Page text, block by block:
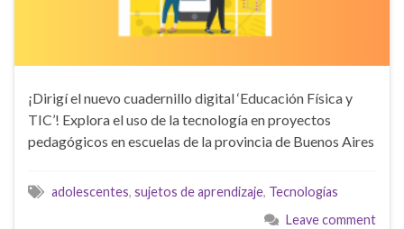
¡Dirigí el nuevo cuadernillo digital ‘Educación Física y
TIC’! Explora el uso de la tecnología en proyectos
pedagógicos en escuelas de la provincia de Buenos Aires
adolescentes, sujetos de aprendizaje, Tecnologías
Leave comment